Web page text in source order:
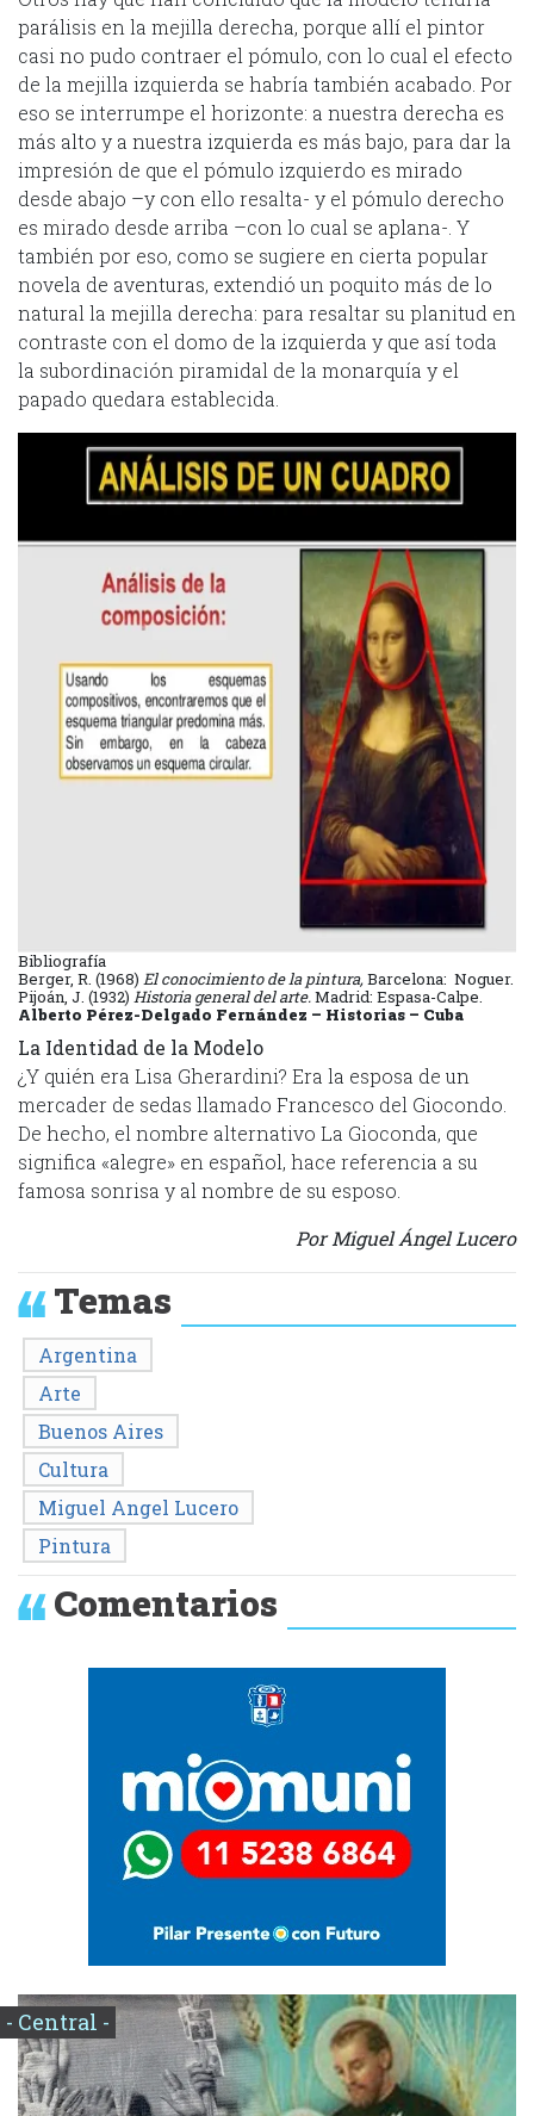
parálisis en la mejilla derecha, porque allí el pintor
casi no pudo contraer el pómulo, con lo cual el efecto
de la mejilla izquierda se habría también acabado. Por
eso se interrumpe el horizonte: a nuestra derecha es
más alto y a nuestra izquierda es más bajo, para dar la
impresión de que el pómulo izquierdo es mirado
desde abajo –y con ello resalta- y el pómulo derecho
es mirado desde arriba –con lo cual se aplana-. Y
también por eso, como se sugiere en cierta popular
novela de aventuras, extendió un poquito más de lo
natural la mejilla derecha: para resaltar su planitud en
contraste con el domo de la izquierda y que así toda
la subordinación piramidal de la monarquía y el
papado quedara establecida.
Bibliografía
Berger, R. (1968) El conocimiento de la pintura,Barcelona: Noguer.
Pijoán, J. (1932) Historia general del arte.Madrid: Espasa-Calpe.
Alberto Pérez-Delgado Fernández – Historias – Cuba
La Identidad de la Modelo
¿Y quién era Lisa Gherardini? Era la esposa de un
mercader de sedas llamado Francesco del Giocondo.
De hecho, el nombre alternativo La Gioconda, que
significa «alegre» en español, hace referencia a su
famosa sonrisa y al nombre de su esposo.
Por Miguel Ángel Lucero
Temas
Argentina
Arte
Buenos Aires
Cultura
Miguel Angel Lucero
Pintura
Comentarios
- Central -